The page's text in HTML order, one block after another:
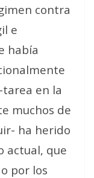
contra
e
había
en la
muchos de
ha herido
actual, que
por los